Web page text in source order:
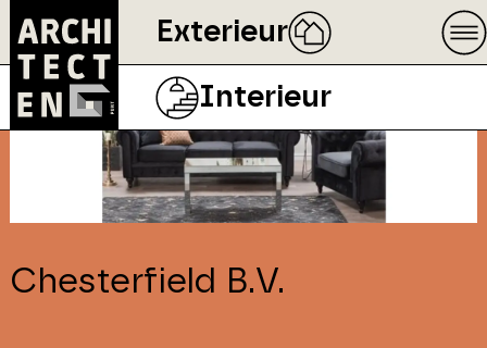
Exterieur
Interieur
Chesterfield B.V.